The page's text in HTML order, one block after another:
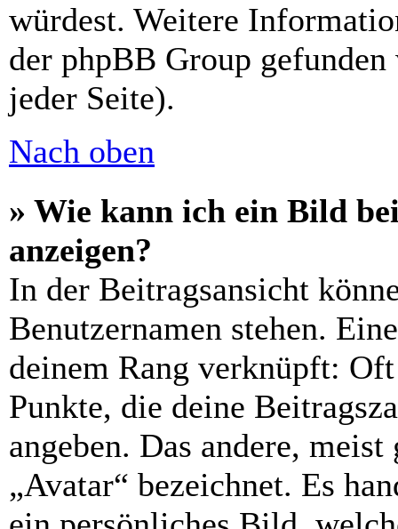
würdest. Weitere
der phpBB Group
jeder Seite).
Nach oben
» Wie kann ich ein Bild
anzeigen?
In der Beitragsansicht
Benutzernamen stehen.
deinem Rang verknüpft:
Punkte, die deine
angeben. Das andere,
„Avatar“ bezeichnet. Es